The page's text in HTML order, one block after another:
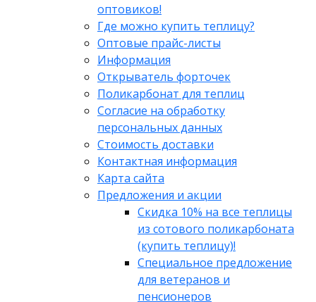
оптовиков!
Где можно купить теплицу?
Оптовые прайс-листы
Информация
Открыватель форточек
Поликарбонат для теплиц
Согласие на обработку
персональных данных
Стоимость доставки
Контактная информация
Карта сайта
Предложения и акции
Скидка 10% на все теплицы
из сотового поликарбоната
(купить теплицу)!
Специальное предложение
для ветеранов и
пенсионеров